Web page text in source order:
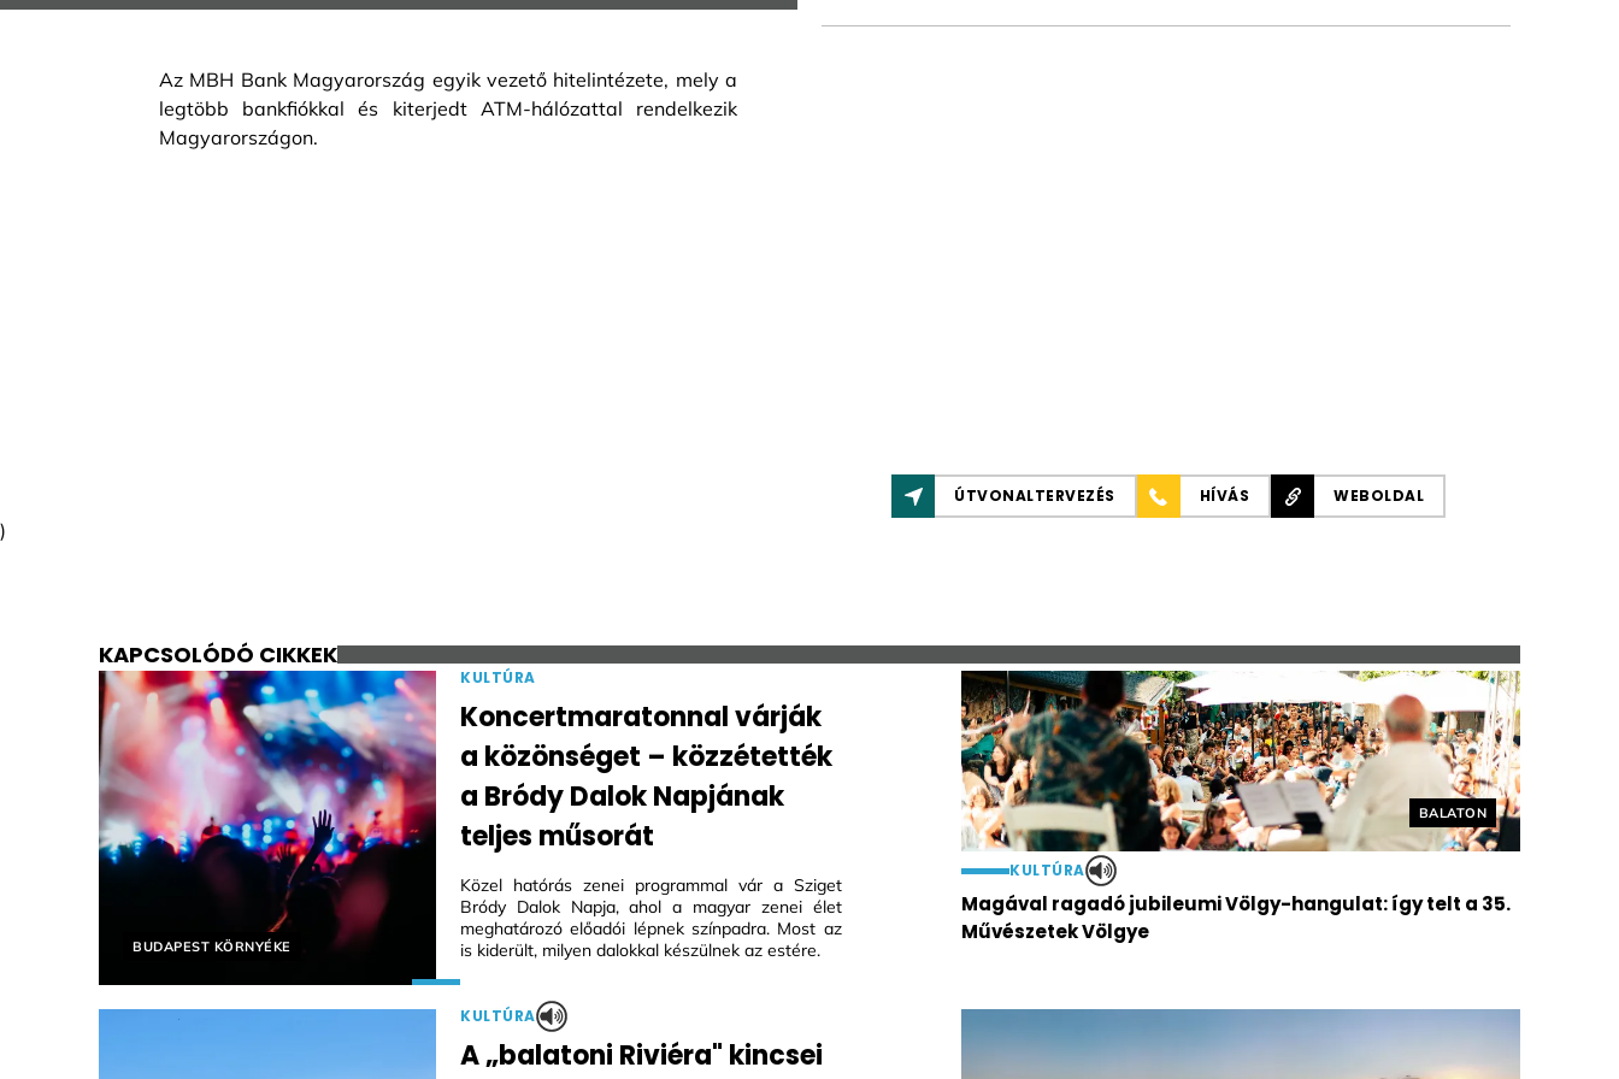
Az MBH Bank Magyarország egyik vezető hitelintézete, mely a
legtöbb bankfiókkal és kiterjedt ATM-hálózattal rendelkezik
Magyarországon.
ÚTVONALTERVEZÉS HÍVÁS WEBOLDAL
)
KAPCSOLÓDÓ CIKKEK
Helyszín címkék:
BUDAPEST KÖRNYÉKE
KULTÚRA
Koncertmaratonnal várják
a közönséget – közzétették
a Bródy Dalok Napjának
teljes műsorát
Közel hatórás zenei programmal vár a Sziget
Bródy Dalok Napja, ahol a magyar zenei élet
meghatározó előadói lépnek színpadra. Most az
is kiderült, milyen dalokkal készülnek az estére.
Helyszín címkék:
BALATON
KULTÚRA
Magával ragadó jubileumi Völgy-hangulat: így telt a 35.
Művészetek Völgye
KULTÚRA
A „balatoni Riviéra" kincsei